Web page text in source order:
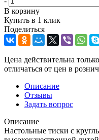
В корзину
Купить в 1 клик
Поделиться
Цена действительна
отличаться от цен в
Описание
Отзывы
Задать вопрос
Описание
Настольные тиски с